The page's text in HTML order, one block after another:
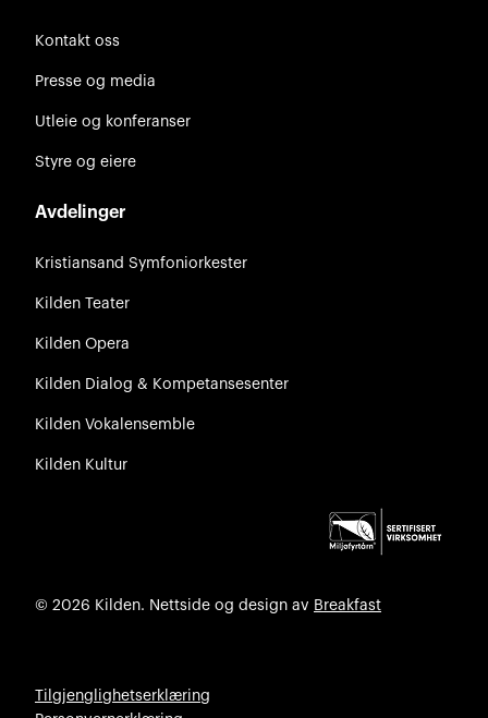
Kontakt oss
Presse og media
Utleie og konferanser
Styre og eiere
Avdelinger
Kristiansand Symfoniorkester
Kilden Teater
Kilden Opera
Kilden Dialog & Kompetansesenter
Kilden Vokalensemble
Kilden Kultur
© 2026 Kilden. Nettside og design av Breakfast
Tilgjenglighetserklæring